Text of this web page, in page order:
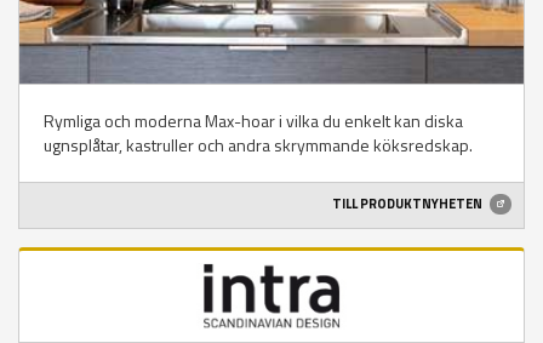
Rymliga och moderna Max-hoar i vilka du enkelt kan diska
ugnsplåtar, kastruller och andra skrymmande köksredskap.
TILL PRODUKTNYHETEN